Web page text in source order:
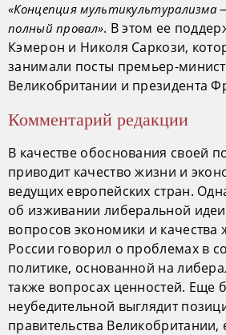
«Концепция мультикультурализма
полный провал». В этом ее
Кэмерон и Николя Саркози,
занимали посты премьер-
Великобритании и президента
Комментарий редакции
В качестве обоснования своей
приводит качество жизни и
ведущих европейских стран.
об изживании либеральной
вопросов экономики и качества
России говорил о проблемах в
политике, основанной на
также вопросах ценностей. Еще
неубедительной выглядит
правительства Великобритании,